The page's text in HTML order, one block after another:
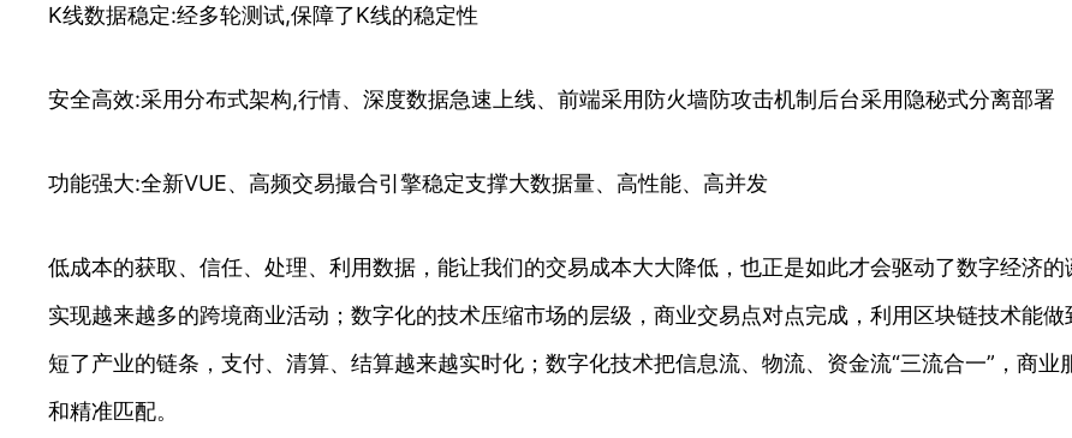
K线数据稳定:经多轮测试,保障了K线的稳定性
安全高效:采用分布式架构,行情、深度数据急速上线、前端采用防火墙防攻击机制后台采用隐秘式分离部署
功能强大:全新VUE、高频交易撮合引擎稳定支撑大数据量、高性能、高并发
低成本的获取、信任、处理、利用数据，能让我们的交易成本大大降低，也正是如此才会驱动了数字经济
实现越来越多的跨境商业活动；数字化的技术压缩市场的层级，商业交易点对点完成，利用区块链技术能
短了产业的链条，支付、清算、结算越来越实时化；数字化技术把信息流、物流、资金流“三流合一”，商
和精准匹配。